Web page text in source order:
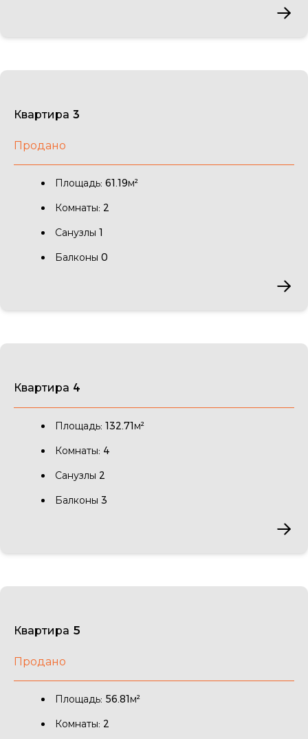
Квартира 3
Продано
Площадь: 61.19м²
Комнаты: 2
Санузлы 1
Балконы 0
Квартира 4
Площадь: 132.71м²
Комнаты: 4
Санузлы 2
Балконы 3
Квартира 5
Продано
Площадь: 56.81м²
Комнаты: 2